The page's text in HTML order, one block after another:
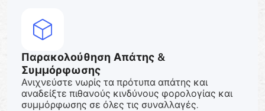
Παρακολούθηση Απάτης &
Συμμόρφωσης
Ανιχνεύστε νωρίς τα πρότυπα απάτης και
αναδείξτε πιθανούς κινδύνους φορολογίας και
συμμόρφωσης σε όλες τις συναλλαγές.